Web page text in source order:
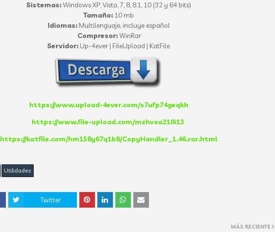
Sistemas:Windows XP, Vista, 7, 8, 8.1, 10 (32 y 64 bits)
Tamaño: 10 mb
Idiomas:Multilenguaje, incluye español
Compresor:WinRar
Servidor: Up-4ever | FileUpload | KatFile
https://www.upload-4ever.com/s7ufp74geqkh
https://www.file-upload.com/mzhvoa210i13
https://katfile.com/hm158y67q1b8/CopyHandler_1.46.rar.html
Utilidades
Twitter
MÁS RECIENTE